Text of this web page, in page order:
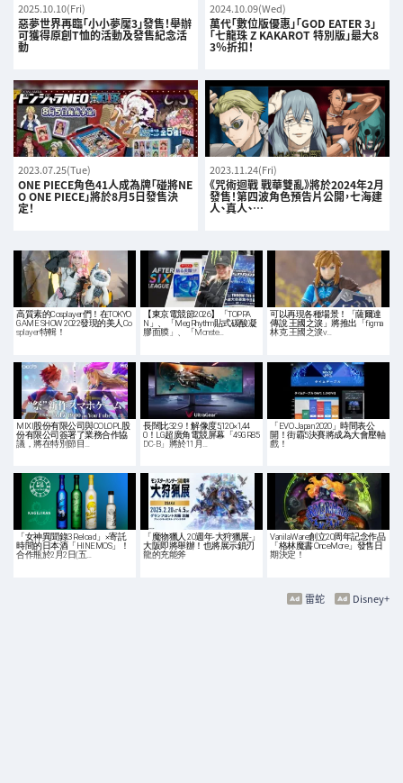
2025.10.10(Fri)
惡夢世界再臨「小小夢魘3」發售！舉辦
可獲得原創T恤的活動及發售紀念活
動
2024.10.09(Wed)
萬代「數位版優惠」「GOD EATER 3」
「七龍珠 Z KAKAROT 特別版」最大8
3％折扣！
2023.07.25(Tue)
ONE PIECE角色41人成為牌「碰將NE
O ONE PIECE」將於8月5日發售決
定！
2023.11.24(Fri)
《咒術迴戰 戰華雙亂》將於2024年2月
發售！第四波角色預告片公開，七海建
人、真人、…
高質素的Cosplayer們！在TOKYO
GAME SHOW 2022發現的美人Co
splayer特輯！
【東京電競節2026】「TOPPA
N」、「MegRhythm貼式碳酸凝
膠面膜」、「Monste…
可以再現各種場景！「薩爾達
傳說 王國之淚」將推出「figma
林克 王國之淚v…
MIXI股份有限公司與COLOPL股
份有限公司簽署了業務合作協
議，將在特別節目…
長闊比32:9！解像度5,120×1,44
0！LG超廣角電競屏幕「49GR85
DC-B」將於11月…
「EVO Japan 2020」時間表公
開！街霸5決賽將成為大會壓軸
戲！
「女神異聞錄3 Reload」×寄託
時間的日本酒「HINEMOS」！
合作瓶於2月2日(五…
「魔物獵人 20週年-大狩獵展-」
大阪即將舉辦！也將展示鎖刃
龍的充能斧
VanilaWare創立20周年記念作品
「格林魔書 OnceMore」發售日
期決定！
Disney+
雷蛇